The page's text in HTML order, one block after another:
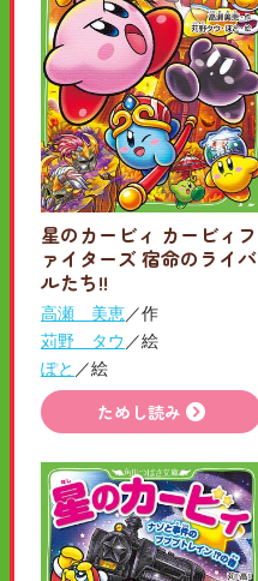
星のカービィ カービィフ
ァイターズ 宿命のライバ
ルたち!!
高瀬 美恵／作
苅野 タウ ／絵
ぽと ／絵
ためし読み